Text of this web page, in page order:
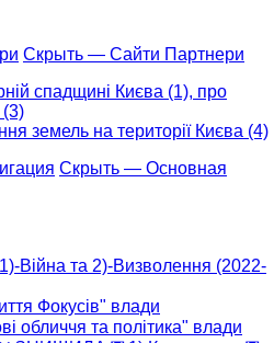
Скрыть — Сайти Партнери
спадщині Києва (1), про
(3)
земель на території Києва (4)
Скрыть — Основная
Війна та 2)-Визволення (2022-
Фокусів" влади
та політика" влади